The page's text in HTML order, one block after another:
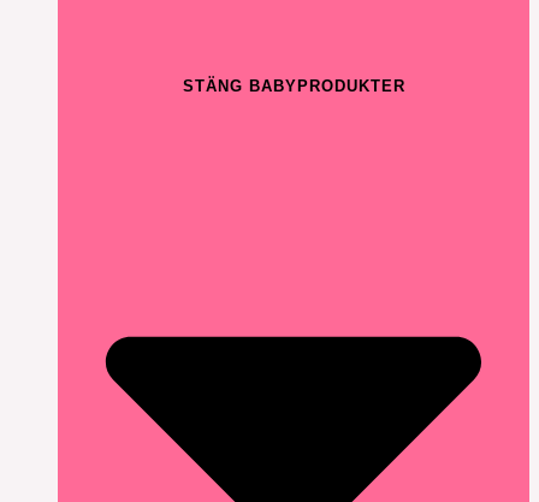
STÄNG BABYPRODUKTER